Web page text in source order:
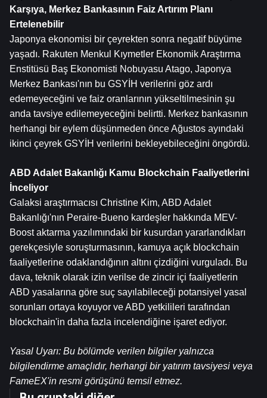
Karşıya, Merkez Bankasının Faiz Artırım Planı
Ertelenebilir
Japonya ekonomisi bir çeyrekten sonra negatif büyüme
yaşadı. Rakuten Menkul Kıymetler Ekonomik Araştırma
Enstitüsü Baş Ekonomisti Nobuyasu Atago, Japonya
Merkez Bankası'nın bu GSYİH verilerini göz ardı
edemeyeceğini ve faiz oranlarının yükseltilmesinin şu
anda tavsiye edilemeyeceğini belirtti. Merkez bankasının
herhangi bir eylem düşünmeden önce Ağustos ayındaki
ikinci çeyrek GSYİH verilerini bekleyebileceğini öngördü.
ABD Adalet Bakanlığı Kamu Blockchain Faaliyetlerini
İnceliyor
Galaksi araştırmacısı Christine Kim, ABD Adalet
Bakanlığı'nın Peraire-Bueno kardeşler hakkında MEV-
Boost aktarma yazılımındaki bir kusurdan yararlandıkları
gerekçesiyle soruşturmasının, kamuya açık blockchain
faaliyetlerine odaklandığının altını çizdiğini vurguladı. Bu
dava, teknik olarak izin verilse de zincir içi faaliyetlerin
ABD yasalarına göre suç sayılabileceği potansiyel yasal
sorunları ortaya koyuyor ve ABD yetkilileri tarafından
blockchain'in daha fazla incelendiğine işaret ediyor.
Yasal Uyarı: Bu bölümde verilen bilgiler yalnızca
bilgilendirme amaçlıdır, herhangi bir yatırım tavsiyesi veya
FameEX'in resmi görüşünü temsil etmez.